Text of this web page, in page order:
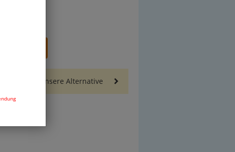
Sie auch unsere Alternative